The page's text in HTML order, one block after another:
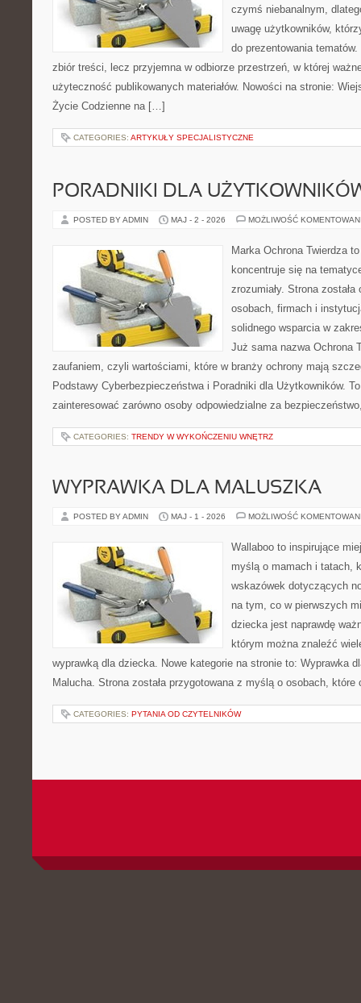
czymś niebanalnym,
uwagę użytkowników,
do prezentowania
zbiór treści, lecz przyjemna w odbiorze przestrzeń, w której
użyteczność publikowanych materiałów. Nowości na stronie:
Życie Codzienne na […]
CATEGORIES: ARTYKUŁY SPECJALISTYCZNE
PORADNIKI DLA
POSTED BY ADMIN MAJ - 2 - 2026 MOŻLIWOŚĆ
Marka Ochrona Twierdza
koncentruje się na
zrozumiały. Strona
osobach, firmach i
solidnego wsparcia w
Już sama nazwa Ochrona
zaufaniem, czyli wartościami, które w branży ochrony mają
Podstawy Cyberbezpieczeństwa i Poradniki dla Użytkowników.
zainteresować zarówno osoby odpowiedzialne za
CATEGORIES: TRENDY W WYKOŃCZENIU WNĘTRZ
WYPRAWKA DLA MALUSZKA
POSTED BY ADMIN MAJ - 1 - 2026 MOŻLIWOŚĆ
Wallaboo to inspirujące
myślą o mamach i tatach,
wskazówek dotyczących
na tym, co w pierwszych
dziecka jest naprawdę
którym można znaleźć
wyprawką dla dziecka. Nowe kategorie na stronie to: Wyprawka
Malucha. Strona została przygotowana z myślą o osobach,
CATEGORIES: PYTANIA OD CZYTELNIKÓW